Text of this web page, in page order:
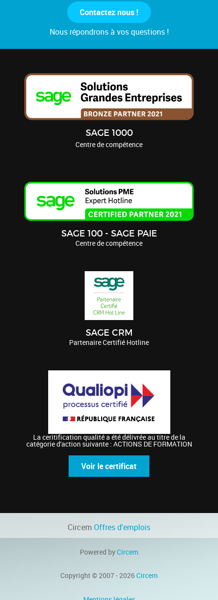
Contactez nous !
Nous répondrons à vos questions !
SAGE 1000
Centre de compétence
SAGE 100 - SAGE PAIE
Centre de compétence
SAGE CRM
Partenaire Certifié Hotline
La ceritification qualité a été délivrée au titre de la
catégorie d'action suivante : ACTIONS DE FORMATION
Voir le certificat
Circem Offres d'emplois
Powered byCircem
Copyright © 2007 - 2026Circem